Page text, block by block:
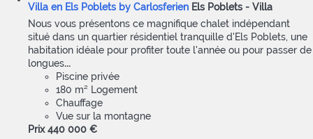
Villa en Els Poblets by Carlosferien Els Poblets - Villa
Nous vous présentons ce magnifique chalet indépendant
situé dans un quartier résidentiel tranquille d'Els Poblets, une
habitation idéale pour profiter toute l'année ou pour passer de
longues...
Piscine privée
180 m² Logement
Chauffage
Vue sur la montagne
Prix 440 000 €